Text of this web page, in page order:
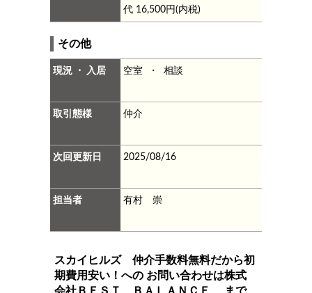
代 16,500円(内税)
その他
現況 ・ 入居 空室 ・ 相談
取引態様 仲介
次回更新日 2025/08/16
担当者 有村 崇
スカイヒルズ 仲介手数料無料だから初
期費用安い！
への お問い合わせは株式
会社ＢＥＳＴ ＢＡＬＡＮＣＥ
まで